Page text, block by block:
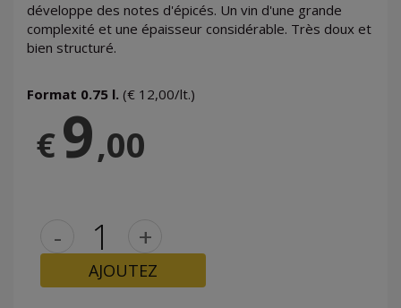
développe des notes d'épicés. Un vin d'une grande
complexité et une épaisseur considérable. Très doux et
bien structuré.
Format 0.75 l. (€ 12,00/lt.)
€9,00
- +
AJOUTEZ